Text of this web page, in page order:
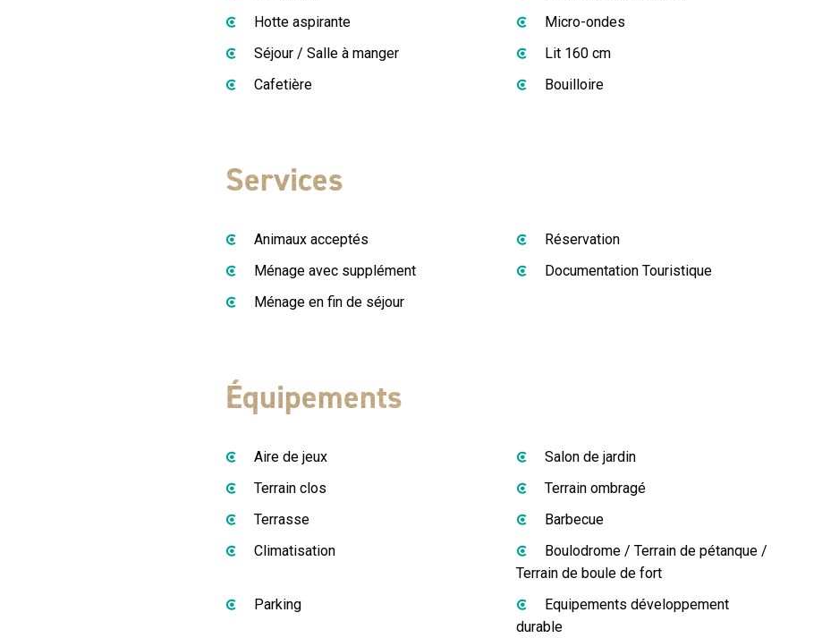
Hotte aspirante
Micro-ondes
Séjour / Salle à manger
Lit 160 cm
Cafetière
Bouilloire
Services
Animaux acceptés
Réservation
Ménage avec supplément
Documentation Touristique
Ménage en fin de séjour
Équipements
Aire de jeux
Salon de jardin
Terrain clos
Terrain ombragé
Terrasse
Barbecue
Climatisation
Boulodrome / Terrain de pétanque /
Terrain de boule de fort
Parking
Equipements développement
durable